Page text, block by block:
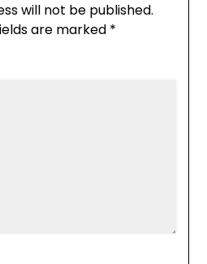
will not be published.
are marked *